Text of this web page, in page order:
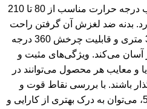
چرخشی تنظیم دما امکان انتخاب درجه حرارت مناسب از 80 تا 210
بدنه ضد لغزش آن گرفتن راحت
دستگاه را تضمین می‌کند. سیم 3 متری و قابلیت چرخش 360 درجه
آسان می‌کند. ویژگی‌های مثبت و
مو پرومکس 5500 مزایا و معایب هر محصول می‌توانند در
باشند. با بررسی نقاط قوت و
ضعف اتومو پرومکس مدل 5500، می‌توان به درک بهتری از کارایی و